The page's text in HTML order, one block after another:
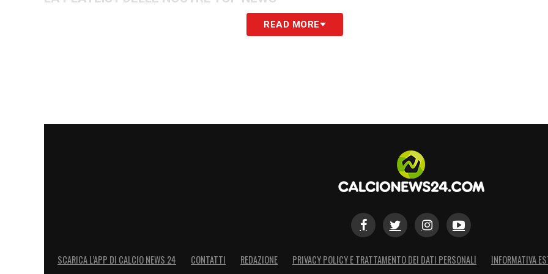
READ MORE
SCARICA L’APP DI CALCIO NEWS 24 CONTATTI REDAZIONE PRIVACY POLICY E TRATTAMENTO DEI DATI PERSONALI INFORMATIVA